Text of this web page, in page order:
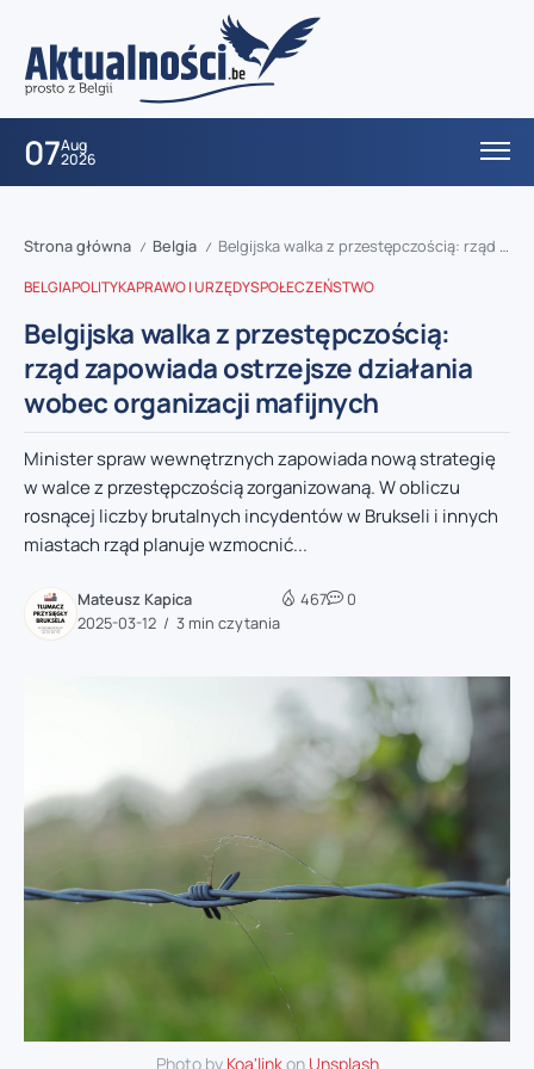
07Aug
2026
Strona główna / Belgia / Belgijska walka z przestępczością: rząd zapowiada ostrzejsze działania wobec organizacji mafijnych
BELGIAPOLITYKAPRAWO I URZĘDYSPOŁECZEŃSTWO
Belgijska walka z przestępczością:
rząd zapowiada ostrzejsze działania
wobec organizacji mafijnych
Minister spraw wewnętrznych zapowiada nową strategię
w walce z przestępczością zorganizowaną. W obliczu
rosnącej liczby brutalnych incydentów w Brukseli i innych
miastach rząd planuje wzmocnić...
Mateusz Kapica
2025-03-12
3 min czytania
467 0
Photo by Koa'linkon Unsplash